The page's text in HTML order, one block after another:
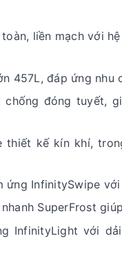
liền mạch với
457L, đáp ứng
chống đóng tuyết,
thiết kế kín khí,
ứng InfinitySwipe
SuperFrost
InfinityLight với